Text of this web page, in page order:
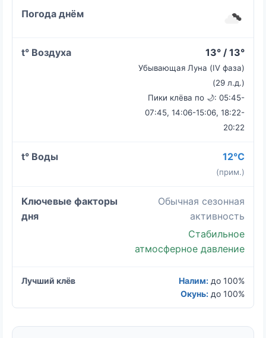
13° / 13°
Убывающая Луна (IV фаза)
(29 л.д.)
Пики клёва по 🌙: 05:45-
07:45, 14:06-15:06, 18:22-
20:22
12°C
(прим.)
Обычная сезонная
активность
Стабильное
атмосферное давление
Налим: до 100%
Окунь: до 100%